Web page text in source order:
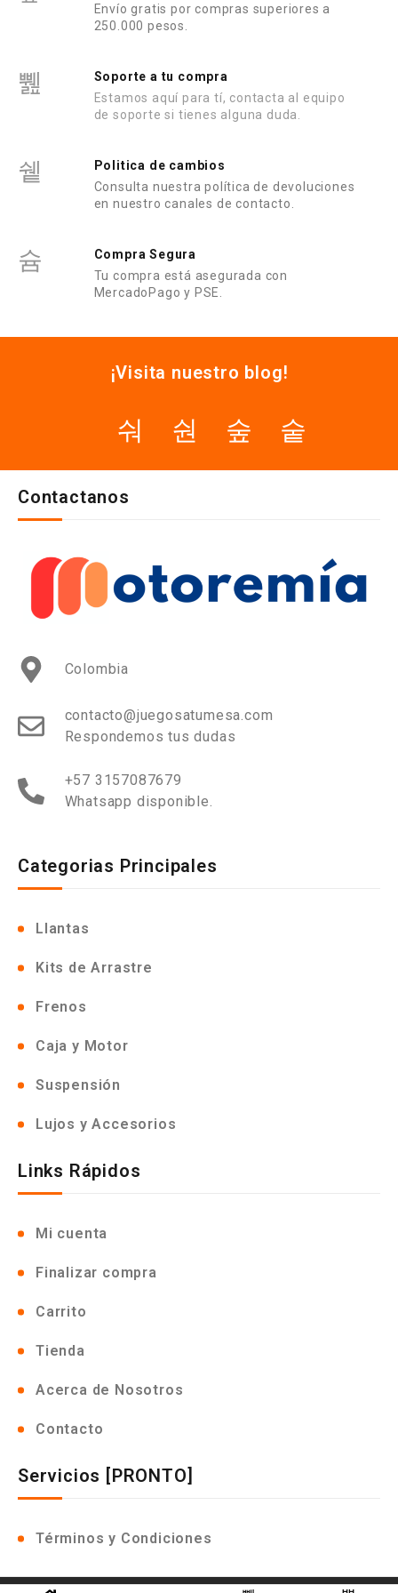
Envío gratis por compras superiores a
250.000 pesos.
Soporte a tu compra
Estamos aquí para tí, contacta al equipo
de soporte si tienes alguna duda.
Politica de cambios
Consulta nuestra política de devoluciones
en nuestro canales de contacto.
Compra Segura
Tu compra está asegurada con
MercadoPago y PSE.
¡Visita nuestro blog!
Contactanos
Colombia
contacto@juegosatumesa.com
Respondemos tus dudas
+57 3157087679
Whatsapp disponible.
Categorias Principales
Llantas
Kits de Arrastre
Frenos
Caja y Motor
Suspensión
Lujos y Accesorios
Links Rápidos
Mi cuenta
Finalizar compra
Carrito
Tienda
Acerca de Nosotros
Contacto
Servicios [PRONTO]
Términos y Condiciones